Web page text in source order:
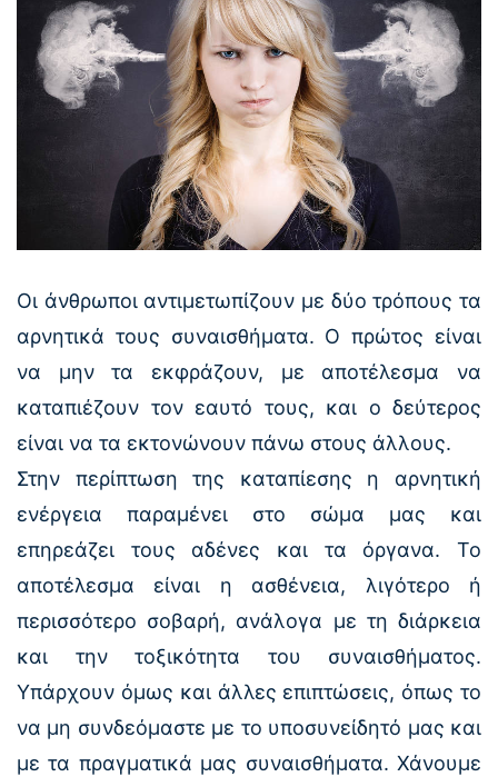
Οι άνθρωποι αντιμετωπίζουν με δύο τρόπους τα
αρνητικά τους συναισθήματα. Ο πρώτος είναι
να μην τα εκφράζουν, με αποτέλεσμα να
καταπιέζουν τον εαυτό τους, και ο δεύτερος
είναι να τα εκτονώνουν πάνω στους άλλους.
Στην περίπτωση της καταπίεσης η αρνητική
ενέργεια παραμένει στο σώμα μας και
επηρεάζει τους αδένες και τα όργανα. Το
αποτέλεσμα είναι η ασθένεια, λιγότερο ή
περισσότερο σοβαρή, ανάλογα με τη διάρκεια
και την τοξικότητα του συναισθήματος.
Υπάρχουν όμως και άλλες επιπτώσεις, όπως το
να μη συνδεόμαστε με το υποσυνείδητό μας και
με τα πραγματικά μας συναισθήματα. Χάνουμε